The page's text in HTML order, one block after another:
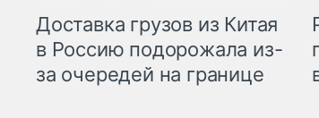
Доставка грузов из Китая
в Россию подорожала из-
за очередей на границе